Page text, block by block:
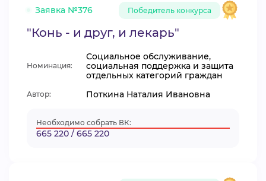
Заявка №376 Победитель конкурса
"Конь - и друг, и лекарь"
Номинация:
Социальное обслуживание,
социальная поддержка и защита
отдельных категорий граждан
Автор: Поткина Наталия Ивановна
Необходимо собрать ВК:
665 220 / 665 220